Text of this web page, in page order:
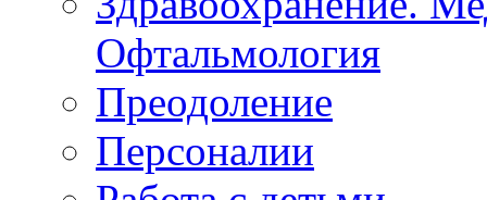
Здравоохранение.
Офтальмология
Преодоление